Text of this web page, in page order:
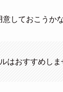
しておこうか
はおすすめしま